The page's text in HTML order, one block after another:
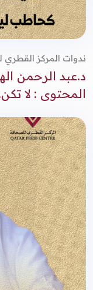
ندوات المركز
د.عبد الرحمن
المحتوى : لا